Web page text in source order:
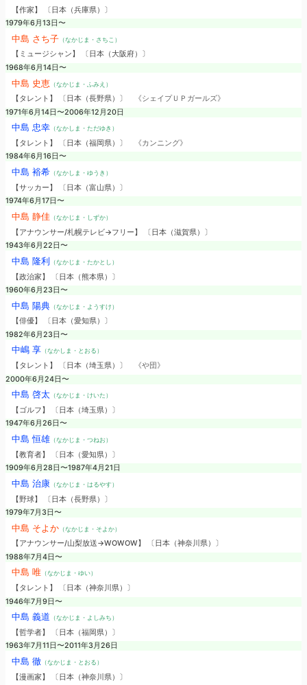
【作家】 〔日本（兵庫県）〕
1979年6月13日〜
中島 さち子（なかじま・さちこ）
【ミュージシャン】 〔日本（大阪府）〕
1968年6月14日〜
中島 史恵 （なかじま・ふみえ）
【タレント】 〔日本（長野県）〕
《シェイプＵＰガールズ》
1971年6月14日〜2006年12月20日
中島 忠幸（なかしま・ただゆき）
【タレント】 〔日本（福岡県）〕
《カンニング》
1984年6月16日〜
中島 裕希（なかしま・ゆうき）
【サッカー】 〔日本（富山県）〕
1974年6月17日〜
中島 静佳（なかじま・しずか）
【アナウンサー/札幌テレビ→フリー】 〔日本（滋賀県）〕
1943年6月22日〜
中島 隆利 （なかじま・たかとし）
【政治家】 〔日本（熊本県）〕
1960年6月23日〜
中島 陽典（なかじま・ようすけ）
【俳優】 〔日本（愛知県）〕
1982年6月23日〜
中嶋 享（なかしま・とおる）
【タレント】 〔日本（埼玉県）〕
《や団》
2000年6月24日〜
中島 啓太（なかじま・けいた）
【ゴルフ】 〔日本（埼玉県）〕
1947年6月26日〜
中島 恒雄（なかじま・つねお）
【教育者】 〔日本（愛知県）〕
1909年6月28日〜1987年4月21日
中島 治康（なかじま・はるやす）
【野球】 〔日本（長野県）〕
1979年7月3日〜
中島 そよか（なかじま・そよか）
【アナウンサー/山梨放送→WOWOW】 〔日本（神奈川県）〕
1988年7月4日〜
中島 唯 （なかじま・ゆい）
【タレント】 〔日本（神奈川県）〕
1946年7月9日〜
中島 義道 （なかじま・よしみち）
【哲学者】 〔日本（福岡県）〕
1963年7月11日〜2011年3月26日
中島 徹（なかじま・とおる）
【漫画家】 〔日本（神奈川県）〕